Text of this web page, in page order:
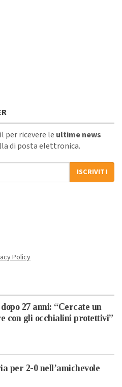
per ricevere le ultime news
di posta elettronica.
ISCRIVITI
Policy
27 anni: “Cercate un
con gli occhialini protettivi”
per 2-0 nell’amichevole